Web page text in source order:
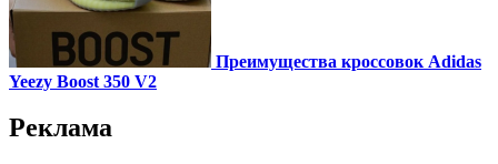
Преимущества кроссовок Adidas
Yeezy Boost 350 V2
Реклама